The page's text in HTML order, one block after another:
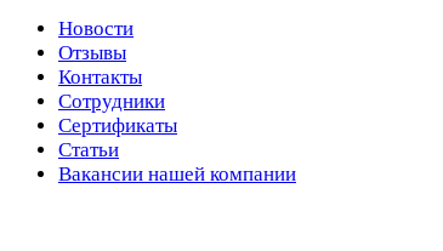
Новости
Отзывы
Контакты
Сотрудники
Сертификаты
Статьи
Вакансии нашей компании